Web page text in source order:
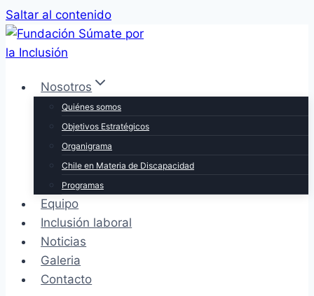
Saltar al contenido
Nosotros
Quiénes somos
Objetivos Estratégicos
Organigrama
Chile en Materia de Discapacidad
Programas
Equipo
Inclusión laboral
Noticias
Galeria
Contacto